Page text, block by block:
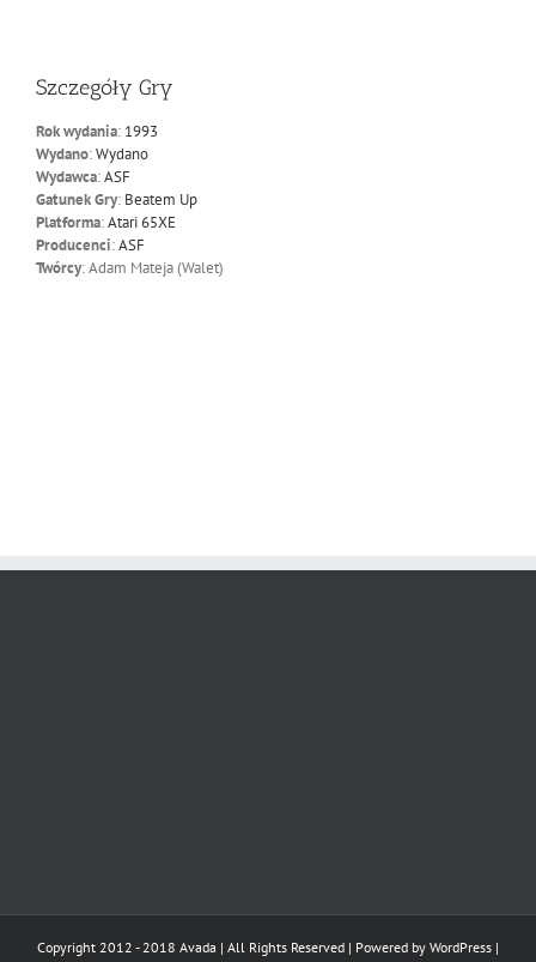
Szczegóły Gry
Rok wydania: 1993
Wydano:Wydano
Wydawca:ASF
Gatunek Gry: Beatem Up
Platforma:Atari 65XE
Producenci:ASF
Twórcy: Adam Mateja (Walet)
Copyright 2012 - 2018 Avada | All Rights Reserved | Powered by WordPress |